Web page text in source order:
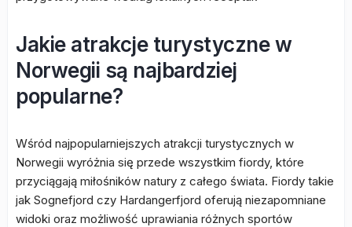
Jakie atrakcje turystyczne w
Norwegii są najbardziej
popularne?
Wśród najpopularniejszych atrakcji turystycznych w
Norwegii wyróżnia się przede wszystkim fiordy, które
przyciągają miłośników natury z całego świata. Fiordy takie
jak Sognefjord czy Hardangerfjord oferują niezapomniane
widoki oraz możliwość uprawiania różnych sportów